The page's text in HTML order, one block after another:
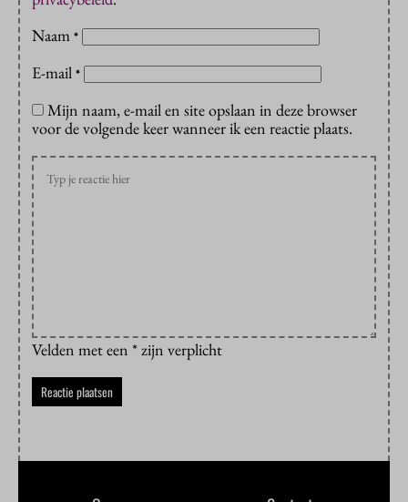
Naam *
E-mail *
Mijn naam, e-mail en site opslaan in deze browser
voor de volgende keer wanneer ik een reactie plaats.
Velden met een * zijn verplicht